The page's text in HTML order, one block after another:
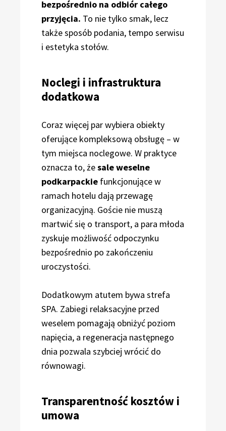
bezpośrednio na odbiór całego
przyjęcia. To nie tylko smak, lecz
także sposób podania, tempo serwisu
i estetyka stołów.
Noclegi i infrastruktura
dodatkowa
Coraz więcej par wybiera obiekty
oferujące kompleksową obsługę – w
tym miejsca noclegowe. W praktyce
oznacza to, żesale weselne
podkarpackie funkcjonujące w
ramach hotelu dają przewagę
organizacyjną. Goście nie muszą
martwić się o transport, a para młoda
zyskuje możliwość odpoczynku
bezpośrednio po zakończeniu
uroczystości.
Dodatkowym atutem bywa strefa
SPA. Zabiegi relaksacyjne przed
weselem pomagają obniżyć poziom
napięcia, a regeneracja następnego
dnia pozwala szybciej wrócić do
równowagi.
Transparentność kosztów i
umowa